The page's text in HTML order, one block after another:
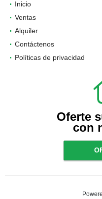
Inicio
Ventas
Alquiler
Contáctenos
Políticas de privacidad
Oferte
con